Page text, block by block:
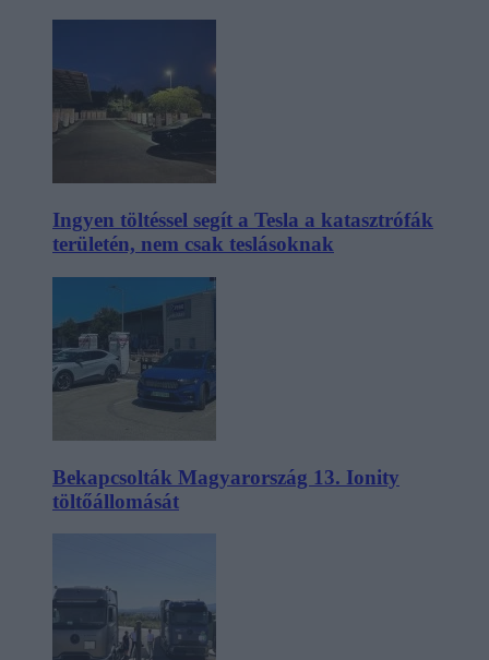
Ingyen töltéssel segít a Tesla a katasztrófák
területén, nem csak teslásoknak
Bekapcsolták Magyarország 13. Ionity
töltőállomását